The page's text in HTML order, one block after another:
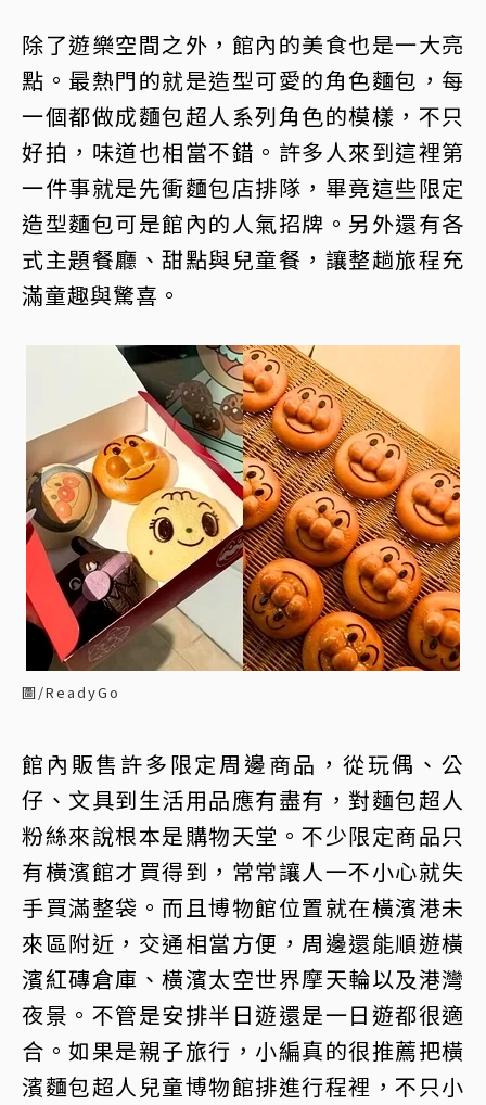
除了遊樂空間之外，館內的美食也是一大亮
點。最熱門的就是造型可愛的角色麵包，每
一個都做成麵包超人系列角色的模樣，不只
好拍，味道也相當不錯。許多人來到這裡第
一件事就是先衝麵包店排隊，畢竟這些限定
造型麵包可是館內的人氣招牌。另外還有各
式主題餐廳、甜點與兒童餐，讓整趟旅程充
滿童趣與驚喜。
圖/ReadyGo
館內販售許多限定周邊商品，從玩偶、公
仔、文具到生活用品應有盡有，對麵包超人
粉絲來說根本是購物天堂。不少限定商品只
有橫濱館才買得到，常常讓人一不小心就失
手買滿整袋。而且博物館位置就在橫濱港未
來區附近，交通相當方便，周邊還能順遊橫
濱紅磚倉庫、橫濱太空世界摩天輪以及港灣
夜景。不管是安排半日遊還是一日遊都很適
合。如果是親子旅行，小編真的很推薦把橫
濱麵包超人兒童博物館排進行程裡，不只小